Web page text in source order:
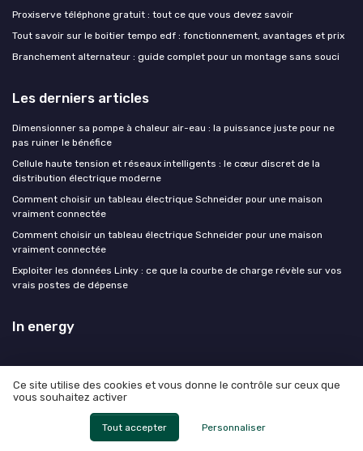
Proxiserve téléphone gratuit : tout ce que vous devez savoir
Tout savoir sur le boitier tempo edf : fonctionnement, avantages et prix
Branchement alternateur : guide complet pour un montage sans souci
Les derniers articles
Dimensionner sa pompe à chaleur air-eau : la puissance juste pour ne
pas ruiner le bénéfice
Cellule haute tension et réseaux intelligents : le cœur discret de la
distribution électrique moderne
Comment choisir un tableau électrique Schneider pour une maison
vraiment connectée
Comment choisir un tableau électrique Schneider pour une maison
vraiment connectée
Exploiter les données Linky : ce que la courbe de charge révèle sur vos
vrais postes de dépense
In energy
© In energy 2026
Ce site utilise des cookies et vous donne le contrôle sur ceux que
vous souhaitez activer
Tout accepter Personnaliser